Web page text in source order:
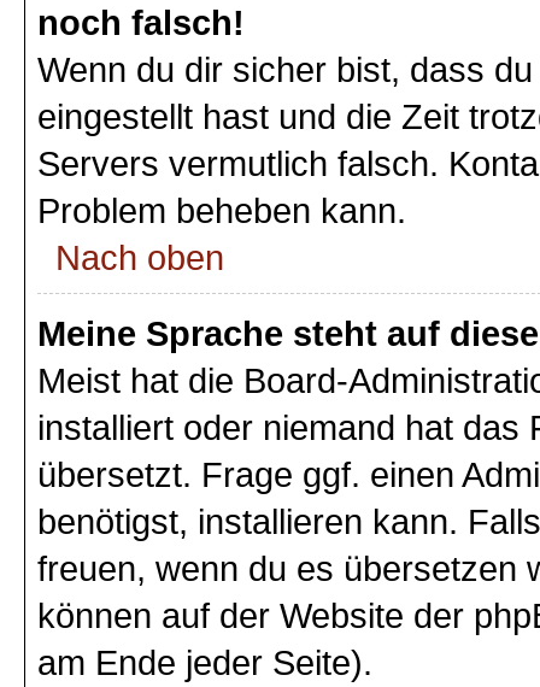
noch falsch!
Wenn du dir sicher bist, dass
eingestellt hast und die Zeit
Servers vermutlich falsch.
Problem beheben kann.
Nach oben
Meine Sprache steht auf
Meist hat die Board-
installiert oder niemand hat das
übersetzt. Frage ggf. einen
benötigst, installieren kann.
freuen, wenn du es übersetzen
können auf der Website der
am Ende jeder Seite).